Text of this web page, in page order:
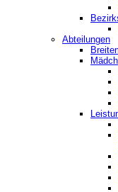
Abteilungen